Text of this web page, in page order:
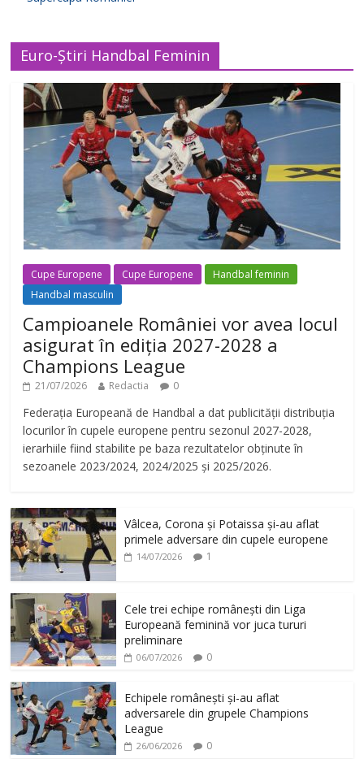
Euro-Știri Handbal Feminin
Cupe Europene Cupe Europene
Handbal feminin
Handbal masculin
Campioanele României vor avea locul
asigurat în ediția 2027-2028 a
Champions League
21/07/2026 Redactia 0
Federația Europeană de Handbal a dat publicității distribuția
locurilor în cupele europene pentru sezonul 2027-2028,
ierarhiile fiind stabilite pe baza rezultatelor obținute în
sezoanele 2023/2024, 2024/2025 și 2025/2026.
Vâlcea, Corona și Potaissa și-au aflat
primele adversare din cupele europene
14/07/2026 1
Cele trei echipe românești din Liga
Europeană feminină vor juca tururi
preliminare
06/07/2026 0
Echipele românești și-au aflat
adversarele din grupele Champions
League
26/06/2026 0